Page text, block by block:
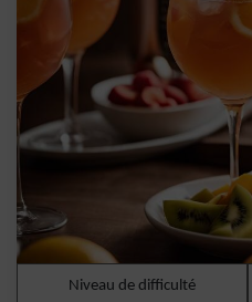
Niveau de difficulté